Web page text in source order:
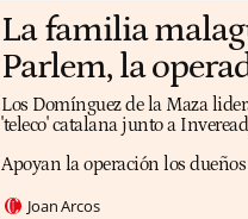
La familia
Parlem, la
Los Domínguez de la Maza
'teleco' catalana junto a
Apoyan la operación los
Joan Arcos